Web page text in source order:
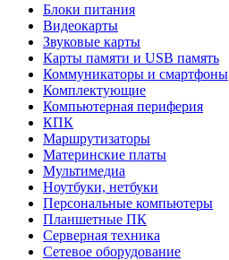
Блоки питания
Видеокарты
Звуковые карты
Карты памяти и USB память
Коммуникаторы и смартфоны
Комплектующие
Компьютерная периферия
КПК
Маршрутизаторы
Материнские платы
Мультимедиа
Ноутбуки, нетбуки
Персональные компьютеры
Планшетные ПК
Серверная техника
Сетевое оборудование